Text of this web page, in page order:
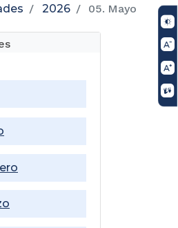
2026 05. Mayo